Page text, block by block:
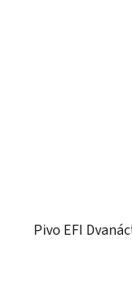
Pivo EFI